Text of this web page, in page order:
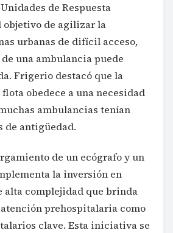
de Respuesta
objetivo de agilizar la
urbanas de difícil acceso,
una ambulancia puede
Frigerio destacó que la
obedece a una necesidad
ambulancias tenían
de antigüedad.
de un ecógrafo y un
la inversión en
alta complejidad que brinda
prehospitalaria como
clave. Esta iniciativa se